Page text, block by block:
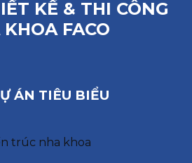
KẾ & THI CÔNG
FACO
ÁN TIÊU BIỂU